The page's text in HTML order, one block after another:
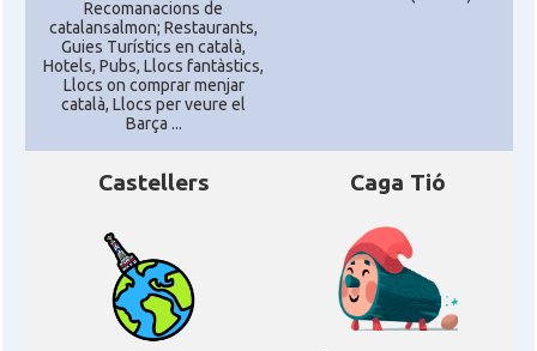
CAMON
CAMON Catalans a VIRGINIA
CAMON Catalans a WISCONSIN
CAMON Catalans a WYOMING
Recomanacions de
catalansalmon; Restaurants,
Guies Turístics en català,
Hotels, Pubs, Llocs fantàstics,
Llocs on comprar menjar
català, Llocs per veure el
Barça ...
Castellers Caga Tió